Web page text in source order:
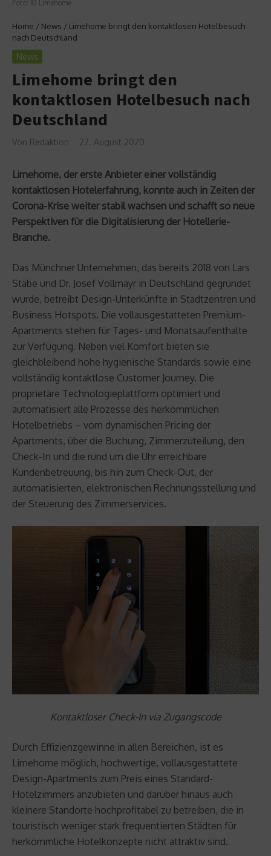
Foto: © Limehome
Home / News / Limehome bringt den kontaktlosen Hotelbesuch
nach Deutschland
News
Limehome bringt den
kontaktlosen Hotelbesuch nach
Deutschland
Von Redaktion 27. August 2020
Limehome, der erste Anbieter einer vollständig
kontaktlosen Hotelerfahrung, konnte auch in Zeiten der
Corona-Krise weiter stabil wachsen und schafft so neue
Perspektiven für die Digitalisierung der Hotellerie-
Branche.
Das Münchner Unternehmen, das bereits 2018 von Lars
Stäbe und Dr. Josef Vollmayr in Deutschland gegründet
wurde, betreibt Design-Unterkünfte in Stadtzentren und
Business Hotspots. Die vollausgestatteten Premium-
Apartments stehen für Tages- und Monatsaufenthalte
zur Verfügung. Neben viel Komfort bieten sie
gleichbleibend hohe hygienische Standards sowie eine
vollständig kontaktlose Customer Journey. Die
proprietäre Technologieplattform optimiert und
automatisiert alle Prozesse des herkömmlichen
Hotelbetriebs – vom dynamischen Pricing der
Apartments, über die Buchung, Zimmerzuteilung, den
Check-In und die rund um die Uhr erreichbare
Kundenbetreuung, bis hin zum Check-Out, der
automatisierten, elektronischen Rechnungsstellung und
der Steuerung des Zimmerservices.
Kontaktloser Check-In via Zugangscode
Durch Effizienzgewinne in allen Bereichen, ist es
Limehome möglich, hochwertige, vollausgestattete
Design-Apartments zum Preis eines Standard-
Hotelzimmers anzubieten und darüber hinaus auch
kleinere Standorte hochprofitabel zu betreiben, die in
touristisch weniger stark frequentierten Städten für
herkömmliche Hotelkonzepte nicht attraktiv sind.